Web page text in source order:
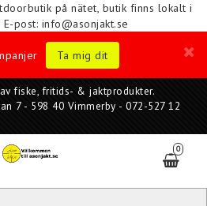
på nätet, butik finns lokalt i
E-post: info@asonjakt.se
Ta mig dit
fiske, fritids- & jaktprodukter.
7 - 598 40 Vimmerby - 072-527 12
0